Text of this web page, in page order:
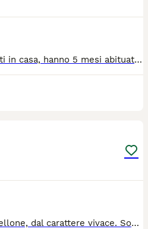
Regalo cuccioli di gatto nati in casa, hanno 5 mesi abituati alla lettiera e al tiragraffi, li regalo per mancanza ti tempo avendo già parecchi animali. Socializzati anche con i cani e super affettuosi con le persone. Possibilità di consegna in zone limitrofe. Per maggiori info non esitate a contattarmi al 3459939454
Bellissime gattine giocherellone, dal carattere vivace. Sono alla ricerca di una famiglia amorevole che possa accoglierle e prendersene cura in un ambiente domestico sereno. Necessitano di una casa che possa offrire loro affetto e le attenzioni dovute. Vi aspettano e pronte per darvi più informazioni